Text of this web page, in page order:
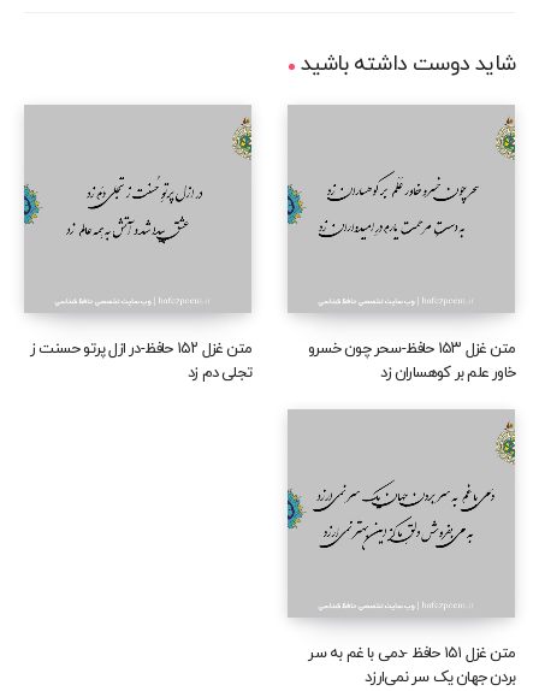
شاید دوست داشته باشید
متن غزل ۱۵۳ حافظ-سحر چون خسرو
خاور علم بر کوهساران زد
متن غزل ۱۵۲ حافظ-در ازل پرتو حسنت ز
تجلی دم زد
متن غزل ۱۵۱ حافظ -دمی با غم به سر
بردن جهان یک سر نمی‌ارزد